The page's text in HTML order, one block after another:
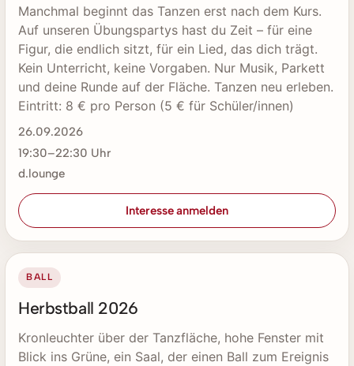
Manchmal beginnt das Tanzen erst nach dem Kurs.
Auf unseren Übungspartys hast du Zeit – für eine
Figur, die endlich sitzt, für ein Lied, das dich trägt.
Kein Unterricht, keine Vorgaben. Nur Musik, Parkett
und deine Runde auf der Fläche. Tanzen neu erleben.
Eintritt: 8 € pro Person (5 € für Schüler/innen)
26.09.2026
19:30–22:30 Uhr
d.lounge
Interesse anmelden
BALL
Herbstball 2026
Kronleuchter über der Tanzfläche, hohe Fenster mit
Blick ins Grüne, ein Saal, der einen Ball zum Ereignis